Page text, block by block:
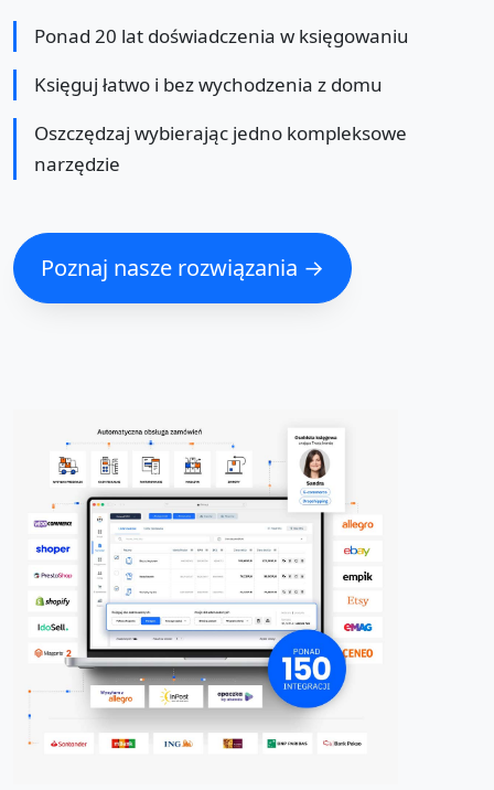
Ponad 20 lat doświadczenia w księgowaniu
Księguj łatwo i bez wychodzenia z domu
Oszczędzaj wybierając jedno kompleksowe
narzędzie
Poznaj nasze rozwiązania →